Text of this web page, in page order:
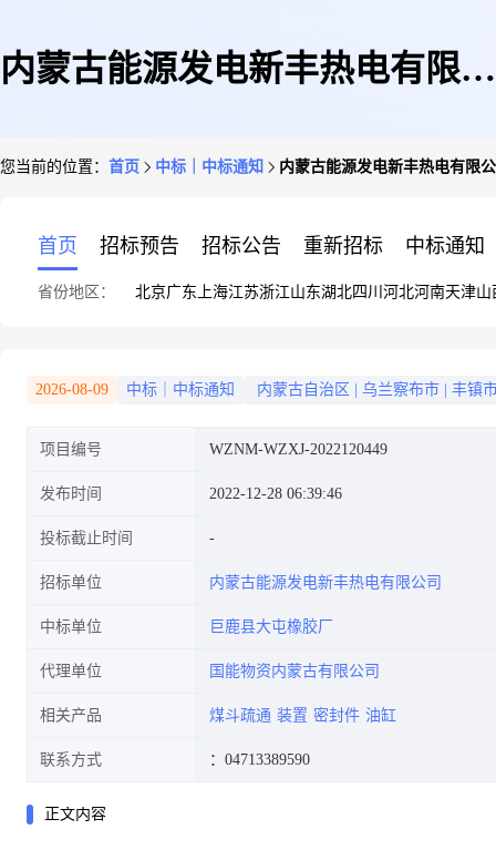
内蒙古能源发电新丰热电有限公
您当前的位置： 首页 中标｜中标通知 内蒙古能源发电新丰热电有限
首页 招标预告 招标公告 重新招标 中标通知
省份地区： 北京广东 上海江苏浙江山东湖北四川 河北河南天津山
2026-08-09 中标｜中标通知 内蒙古自治区 乌兰察布市 丰镇
项目编号 WZNM-WZXJ-2022120449
发布时间 2022-12-28 06:39:46
投标截止时间
招标单位 内蒙古能源发电新丰热电有限公司
中标单位 巨鹿县大屯橡胶厂
代理单位 国能物资内蒙古有限公司
相关产品 煤斗疏通 装置 密封件 油缸
联系方式 ：04713389590
正文内容